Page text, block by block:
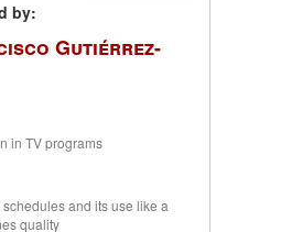
by:
Gutiérrez-
in TV programs
and its use like a
quality